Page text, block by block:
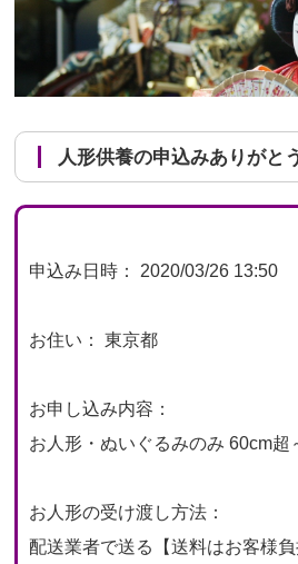
人形供養の申込みありがと
申込み日時： 2020/03/26 13:50
お住い： 東京都
お申し込み内容：
お人形・ぬいぐるみのみ 60cm超
お人形の受け渡し方法：
配送業者で送る【送料はお客様負